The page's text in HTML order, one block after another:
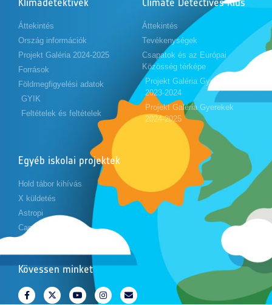
Áttekintés
Ország információk
Projekt Galéria 2024-2025
Források
Földmegfigyelési adatok
GYIK
Feltételek és feltételek
Áttekintés
Tevékenységek
Csapatok és az Európai
Közösség térképe
Projekt Galéria Gyerekek
2023-2024
Projekt Galéria Gyerekek
2024-2025
Egyéb iskolai projektek
Hold tábor kihívás
X küldetés
Astropi
Cansat
Kövessen minket